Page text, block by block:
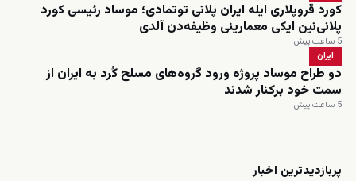
کورد قروپلاری ایله ایران پلانی توتمادی؛ موساد رئیسی کورد
پلانی‌نین ایکی معمارینی وظیفه‌دن آلدی
5 ساعت پیش
ایران
دو طراح موساد پروژه ورود گروه‌های مسلح کُرد به ایران از
سمت خود برکنار شدند
5 ساعت پیش
پربازدیدترین اخبار